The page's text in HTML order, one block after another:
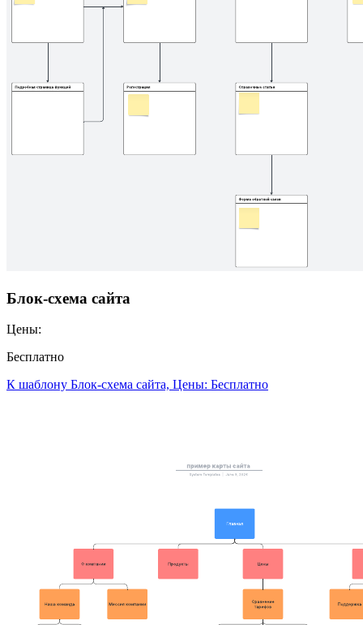
Блок-схема сайта
Цены:
Бесплатно
К шаблону Блок-схема сайта, Цены: Бесплатно